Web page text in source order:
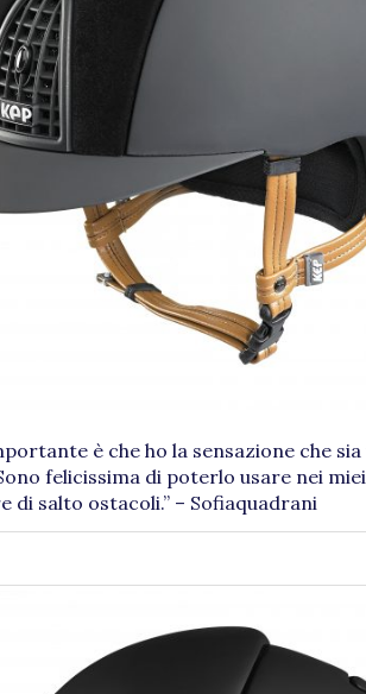
è che ho la sensazione che
felicissima di poterlo usare nei
di salto ostacoli.” – Sofiaquadrani